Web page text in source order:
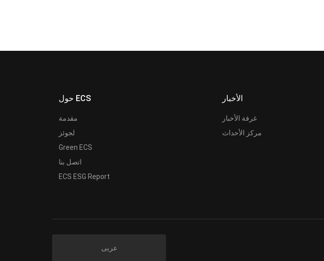
حول ECS
مقدمة
لجوئز
Green ECS
اتصل بنا
ECS ESG Report
الأخبار
غرفة الأخبار
مركز الأحداث
عربى